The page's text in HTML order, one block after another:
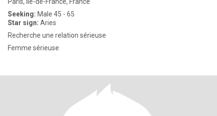
Seeking: Male 45 - 65
Star sign: Aries
Recherche une relation sérieuse
Femme sérieuse